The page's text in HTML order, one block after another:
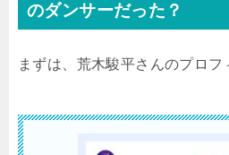
のダンサーだった？
まずは、荒木駿平さんのプロフ